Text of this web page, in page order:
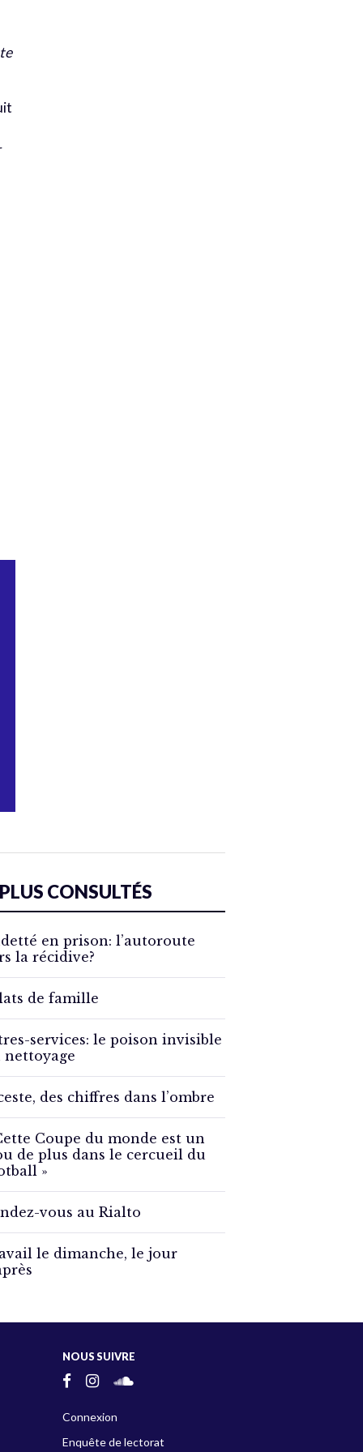
CONSULTÉS
en prison: l’autoroute
la récidive?
de famille
services: le poison invisible
nettoyage
des chiffres dans l’ombre
Coupe du monde est un
de plus dans le cercueil du
»
vous au Rialto
le dimanche, le jour
NOUS SUIVRE
Connexion
Enquête de lectorat